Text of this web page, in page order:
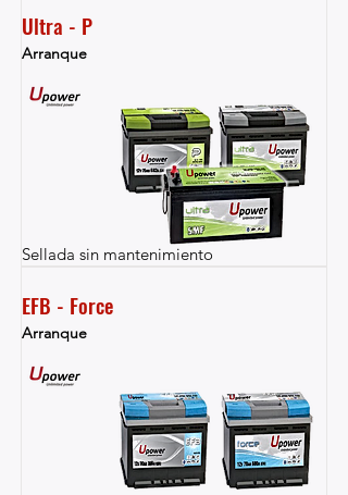
Ultra - P
Arranque
Sellada sin mantenimiento
EFB - Force
Arranque